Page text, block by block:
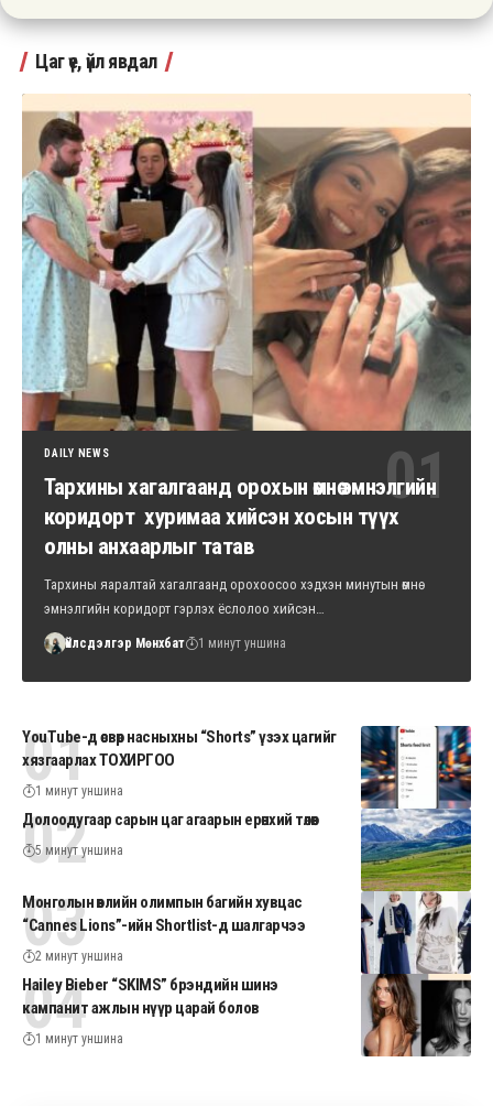
Цаг үе, үйл явдал
DAILY NEWS
Тархины хагалгаанд орохын өмнө эмнэлгийн
коридорт хуримаа хийсэн хосын түүх
олны анхаарлыг татав
Тархины яаралтай хагалгаанд орохоосоо хэдхэн минутын өмнө
эмнэлгийн коридорт гэрлэх ёслолоо хийсэн…
Үйлсдэлгэр Мөнхбат 1 минут уншина
YouTube-д өсвөр насныхны “Shorts” үзэх цагийг
хязгаарлах ТОХИРГОО
1 минут уншина
Долоодугаар сарын цаг агаарын ерөнхий төлөв
5 минут уншина
Монголын өвлийн олимпын багийн хувцас
“Cannes Lions”-ийн Shortlist-д шалгарчээ
2 минут уншина
Hailey Bieber “SKIMS” брэндийн шинэ
кампанит ажлын нүүр царай болов
1 минут уншина